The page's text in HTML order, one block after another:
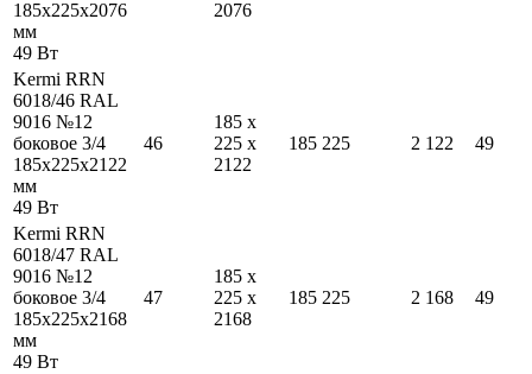
185x225x2076
мм
49 Вт
2076
Kermi RRN
6018/46 RAL
9016 №12
боковое 3/4
185x225x2122
мм
49 Вт
46
185 x
225 x
2122
185 225 2 122 49
Kermi RRN
6018/47 RAL
9016 №12
боковое 3/4
185x225x2168
мм
49 Вт
47
185 x
225 x
2168
185 225 2 168 49